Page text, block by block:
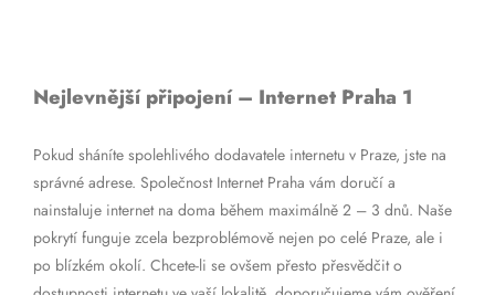
Nejlevnější připojení – Internet Praha 1
Pokud sháníte spolehlivého dodavatele internetu v Praze, jste na
správné adrese. Společnost Internet Praha vám doručí a
nainstaluje internet na doma během maximálně 2 – 3 dnů. Naše
pokrytí funguje zcela bezproblémově nejen po celé Praze, ale i
po blízkém okolí. Chcete-li se ovšem přesto přesvědčit o